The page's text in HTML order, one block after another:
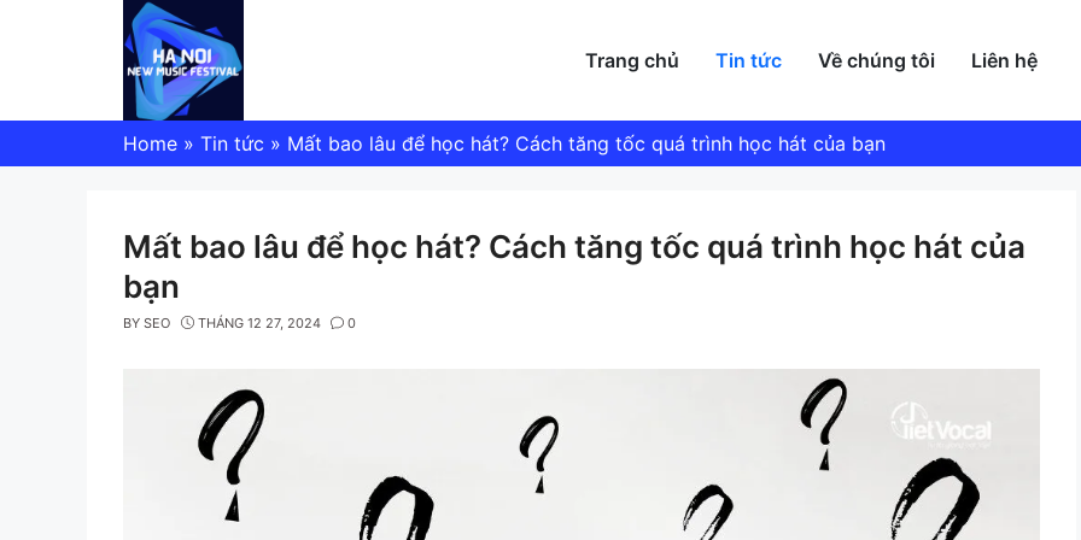
Trang chủ Tin tức Về chúng tôi Liên hệ
Home » Tin tức » Mất bao lâu để học hát? Cách tăng tốc quá trình học hát của bạn
Mất bao lâu để học hát? Cách tăng tốc quá trình học hát của
bạn
BY SEO THÁNG 12 27, 2024 0